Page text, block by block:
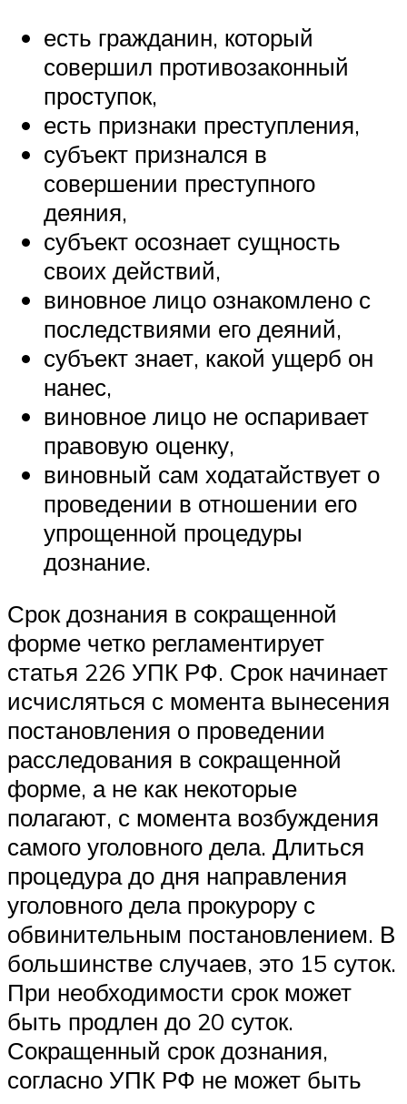
есть гражданин, который
совершил противозаконный
проступок,
есть признаки преступления,
субъект признался в
совершении преступного
деяния,
субъект осознает сущность
своих действий,
виновное лицо ознакомлено с
последствиями его деяний,
субъект знает, какой ущерб он
нанес,
виновное лицо не оспаривает
правовую оценку,
виновный сам ходатайствует о
проведении в отношении его
упрощенной процедуры
дознание.
Срок дознания в сокращенной
форме четко регламентирует
статья 226 УПК РФ. Срок начинает
исчисляться с момента вынесения
постановления о проведении
расследования в сокращенной
форме, а не как некоторые
полагают, с момента возбуждения
самого уголовного дела. Длиться
процедура до дня направления
уголовного дела прокурору с
обвинительным постановлением. В
большинстве случаев, это 15 суток.
При необходимости срок может
быть продлен до 20 суток.
Сокращенный срок дознания,
согласно УПК РФ не может быть